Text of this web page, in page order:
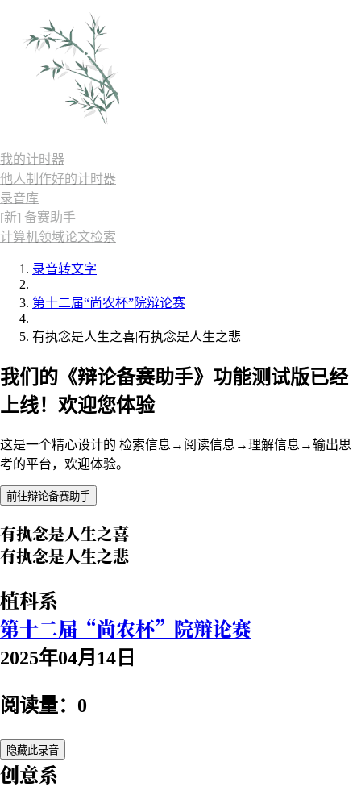
我的计时器
他人制作好的计时器
录音库
[新] 备赛助手
计算机领域论文检索
录音转文字
第十二届“尚农杯”院辩论赛
有执念是人生之喜|有执念是人生之悲
我们的《辩论备赛助手》功能测试版已经
上线！欢迎您体验
这是一个精心设计的 检索信息→阅读信息→理解信息→输出思
考的平台，欢迎体验。
前往辩论备赛助手
有执念是人生之喜
有执念是人生之悲
植科系
第十二届“尚农杯”院辩论赛
2025年04月14日
阅读量：0
隐藏此录音
创意系